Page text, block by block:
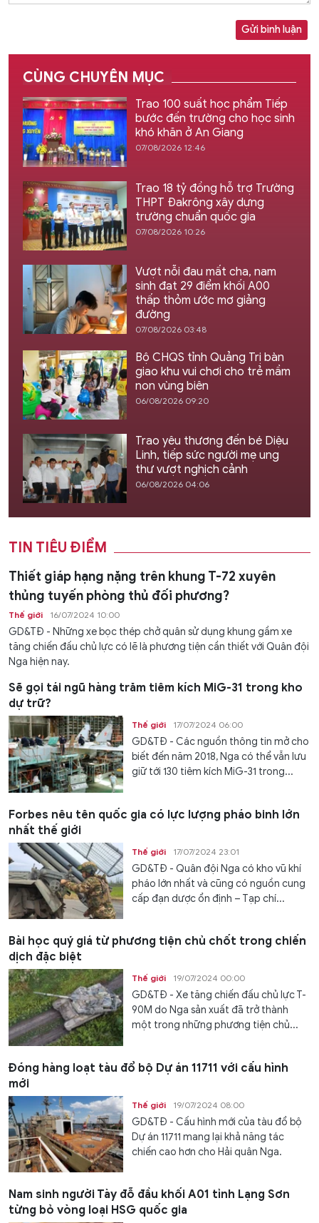
Gửi bình luận
CÙNG CHUYÊN MỤC
Trao 100 suất học phẩm Tiếp
bước đến trường cho học sinh
khó khăn ở An Giang
07/08/2026 12:46
Trao 18 tỷ đồng hỗ trợ Trường
THPT Đakrông xây dựng
trường chuẩn quốc gia
07/08/2026 10:26
Vượt nỗi đau mất cha, nam
sinh đạt 29 điểm khối A00
thấp thỏm ước mơ giảng
đường
07/08/2026 03:48
Bộ CHQS tỉnh Quảng Trị bàn
giao khu vui chơi cho trẻ mầm
non vùng biên
06/08/2026 09:20
Trao yêu thương đến bé Diệu
Linh, tiếp sức người mẹ ung
thư vượt nghịch cảnh
06/08/2026 04:06
TIN TIÊU ĐIỂM
Thiết giáp hạng nặng trên khung T-72 xuyên
thủng tuyến phòng thủ đối phương?
Thế giới 16/07/2024 10:00
GD&TĐ - Những xe bọc thép chở quân sử dụng khung gầm xe
tăng chiến đấu chủ lực có lẽ là phương tiện cần thiết với Quân đội
Nga hiện nay.
Sẽ gọi tái ngũ hàng trăm tiêm kích MiG-31 trong kho
dự trữ?
Thế giới 17/07/2024 06:00
GD&TĐ - Các nguồn thông tin mở cho
biết đến năm 2018, Nga có thể vẫn lưu
giữ tới 130 tiêm kích MiG-31 trong...
Forbes nêu tên quốc gia có lực lượng pháo binh lớn
nhất thế giới
Thế giới 17/07/2024 23:01
GD&TĐ - Quân đội Nga có kho vũ khí
pháo lớn nhất và cũng có nguồn cung
cấp đạn dược ổn định – Tạp chí...
Bài học quý giá từ phương tiện chủ chốt trong chiến
dịch đặc biệt
Thế giới 19/07/2024 00:00
GD&TĐ - Xe tăng chiến đấu chủ lực T-
90M do Nga sản xuất đã trở thành
một trong những phương tiện chủ...
Đóng hàng loạt tàu đổ bộ Dự án 11711 với cấu hình
mới
Thế giới 19/07/2024 08:00
GD&TĐ - Cấu hình mới của tàu đổ bộ
Dự án 11711 mang lại khả năng tác
chiến cao hơn cho Hải quân Nga.
Nam sinh người Tày đỗ đầu khối A01 tỉnh Lạng Sơn
từng bỏ vòng loại HSG quốc gia